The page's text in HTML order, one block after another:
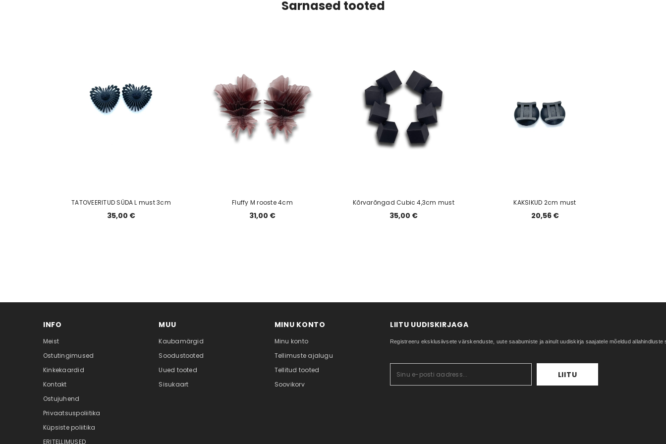
Sarnased tooted
TATOVEERITUD SÜDA L must 3cm
35,00 €
Fluffy M rooste 4cm
31,00 €
Kõrvarõngad Cubic 4,3cm must
35,00 €
KAKSIKUD 2cm must
20,56 €
INFO
Meist
Ostutingimused
Kinkekaardid
Kontakt
Ostujuhend
Privaatsuspoliitika
Küpsiste poliitika
ERITELLIMUSED
MUU
Kaubamärgid
Soodustooted
Uued tooted
Sisukaart
MINU KONTO
Minu konto
Tellimuste ajalugu
Tellitud tooted
Soovikorv
LIITU UUDISKIRJAGA
Registreeru eksklusiivsete värskenduste, uute saabumiste ja ainult uudiskirja saajatele mõeldud allahindluste
LIITU